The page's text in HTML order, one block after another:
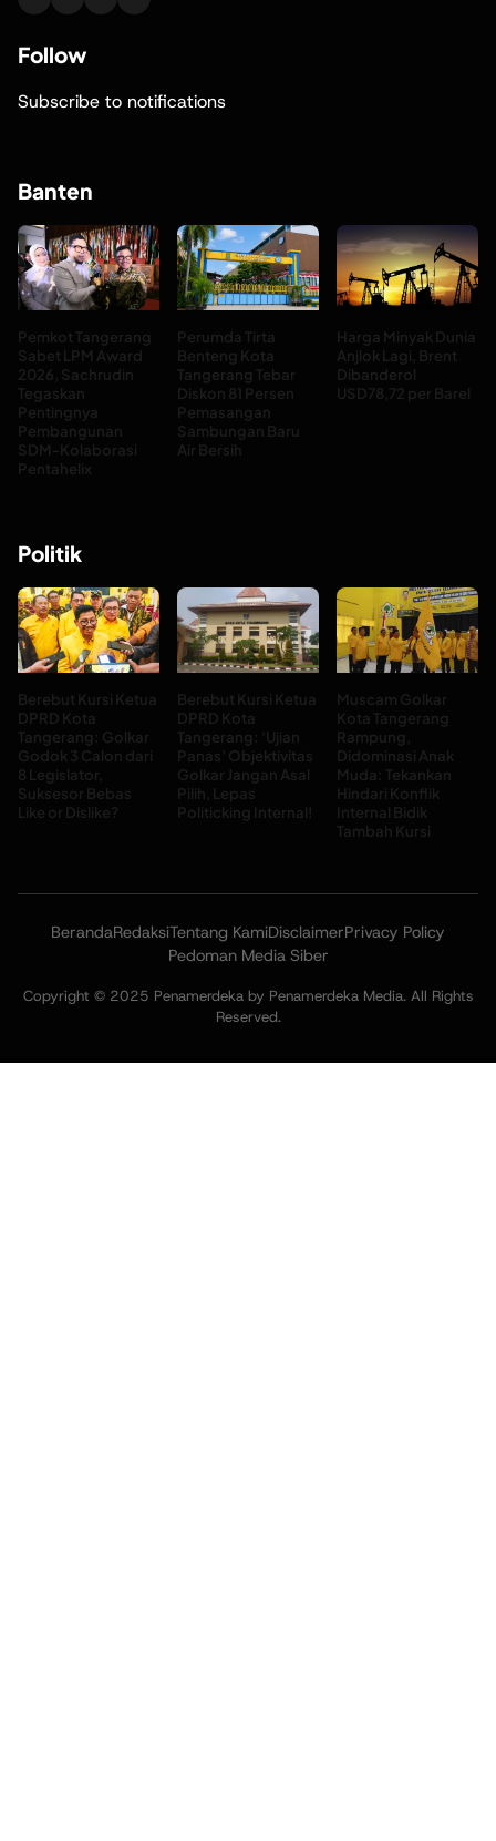
Follow
Subscribe to notifications
Banten
Pemkot Tangerang
Sabet LPM Award
2026, Sachrudin
Tegaskan
Pentingnya
Pembangunan
SDM-Kolaborasi
Pentahelix
Perumda Tirta
Benteng Kota
Tangerang Tebar
Diskon 81 Persen
Pemasangan
Sambungan Baru
Air Bersih
Harga Minyak Dunia
Anjlok Lagi, Brent
Dibanderol
USD78,72 per Barel
Politik
Berebut Kursi Ketua
DPRD Kota
Tangerang: Golkar
Godok 3 Calon dari
8 Legislator,
Suksesor Bebas
Like or Dislike?
Berebut Kursi Ketua
DPRD Kota
Tangerang: ‘Ujian
Panas’ Objektivitas
Golkar Jangan Asal
Pilih, Lepas
Politicking Internal!
Muscam Golkar
Kota Tangerang
Rampung,
Didominasi Anak
Muda: Tekankan
Hindari Konflik
Internal Bidik
Tambah Kursi
BerandaRedaksiTentang KamiDisclaimerPrivacy Policy
Pedoman Media Siber
Copyright © 2025 Penamerdeka by Penamerdeka Media. All Rights
Reserved.